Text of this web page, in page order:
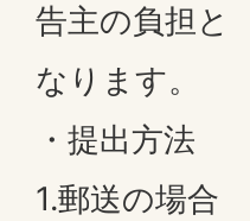
告主の負担と
なります。
・提出方法
1.郵送の場合